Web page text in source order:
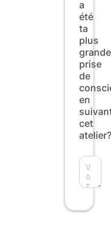
a
été
ta
plus
grande
prise
de
en
cet
atelier?